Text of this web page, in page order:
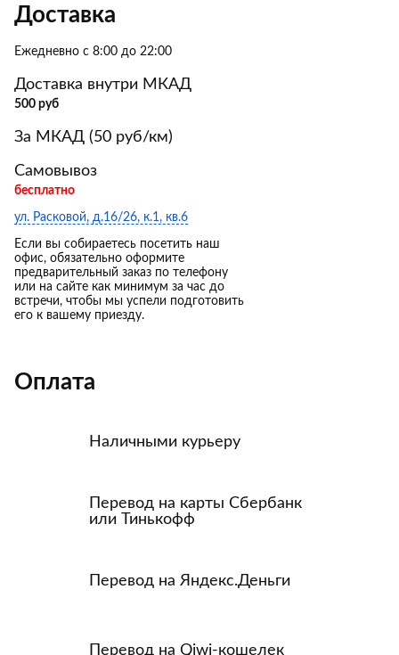
Доставка
Ежедневно с 8:00 до 22:00
Доставка внутри МКАД
500 руб
За МКАД (50 руб/км)
Самовывоз
бесплатно
ул. Расковой, д.16/26, к.1, кв.6
Если вы собираетесь посетить наш
офис, обязательно оформите
предварительный заказ по телефону
или на сайте как минимум за час до
встречи, чтобы мы успели подготовить
его к вашему приезду.
Оплата
Наличными курьеру
Перевод на карты Сбербанк
или Тинькофф
Перевод на Яндекс.Деньги
Перевод на Qiwi-кошелек